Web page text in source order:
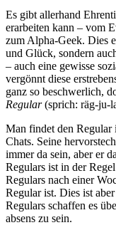
Es gibt allerhand
erarbeiten kann – vom
zum Alpha-Geek. Dies
und Glück, sondern
– auch eine gewisse
vergönnt diese
ganz so beschwerlich,
Regular(sprich: räg-ju-
Man findet den
Chats. Seine
immer da sein, aber er
Regulars ist in der
Regulars nach einer
Regular ist. Dies ist
Regulars schaffen es
absens zu sein.